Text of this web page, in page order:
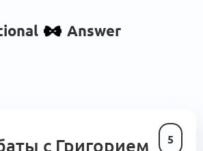
Answer
5
с Григорием